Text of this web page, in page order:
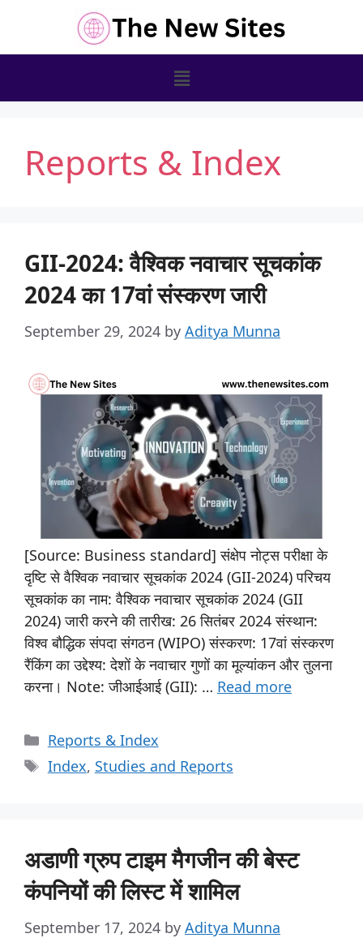
Reports & Index
GII-2024: वैश्विक नवाचार सूचकांक
2024 का 17वां संस्करण जारी
September 29, 2024 by Aditya Munna
[Source: Business standard] संक्षेप नोट्स परीक्षा के
दृष्टि से वैश्विक नवाचार सूचकांक 2024 (GII-2024) परिचय
सूचकांक का नाम: वैश्विक नवाचार सूचकांक 2024 (GII
2024) जारी करने की तारीख: 26 सितंबर 2024 संस्थान:
विश्व बौद्धिक संपदा संगठन (WIPO) संस्करण: 17वां संस्करण
रैंकिंग का उद्देश्य: देशों के नवाचार गुणों का मूल्यांकन और तुलना
करना। Note: जीआईआई (GII): … Read more
Reports & Index
Index, Studies and Reports
अडाणी ग्रुप टाइम मैगजीन की बेस्ट
कंपनियों की लिस्ट में शामिल
September 17, 2024 by Aditya Munna